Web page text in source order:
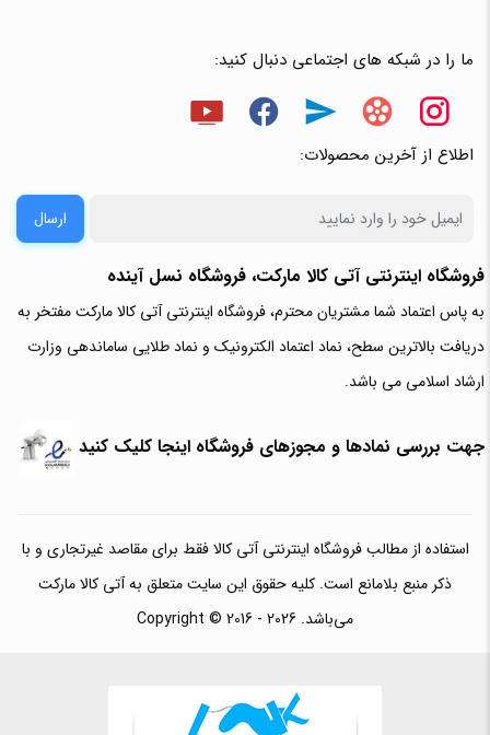
ما را در شبکه های اجتماعی دنبال کنید:
اطلاع از آخرین محصولات:
ارسال
فروشگاه اینترنتی آتی‌ کالا مارکت، فروشگاه نسل آینده
به پاس اعتماد شما مشتریان محترم، فروشگاه اینترنتی آتی کالا مارکت مفتخر به
دریافت بالاترین سطح، نماد اعتماد الکترونیک و نماد طلایی ساماندهی وزارت
ارشاد اسلامی می باشد.
جهت بررسی نمادها و مجوزهای فروشگاه اینجا کلیک کنید
استفاده از مطالب فروشگاه اینترنتی آتی کالا فقط برای مقاصد غیرتجاری و با
ذکر منبع بلامانع است. کلیه حقوق این سایت متعلق به آتی کالا مارکت
می‌باشد. Copyright © 2016 - 2026